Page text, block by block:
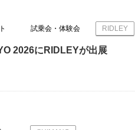
試乗会・体験会 RIDLEY
2026にRIDLEYが出展